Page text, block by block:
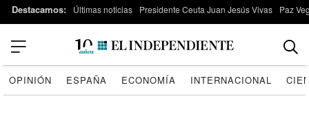
Destacamos: Últimas noticias Presidente Ceuta Juan Jesús Vivas Paz
OPINIÓN ESPAÑA ECONOMÍA INTERNACIONAL